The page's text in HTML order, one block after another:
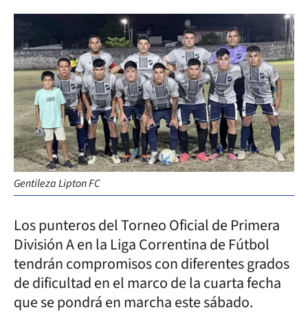
Gentileza Lipton FC
Los punteros del Torneo Oficial de Primera
División A en la Liga Correntina de Fútbol
tendrán compromisos con diferentes grados
de dificultad en el marco de la cuarta fecha
que se pondrá en marcha este sábado.